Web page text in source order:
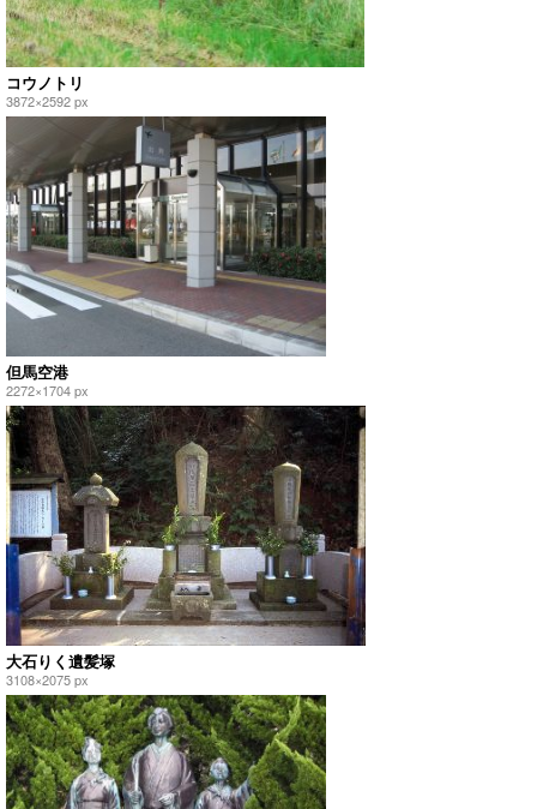
コウノトリ
3872×2592 px
但馬空港
2272×1704 px
大石りく遺髪塚
3108×2075 px